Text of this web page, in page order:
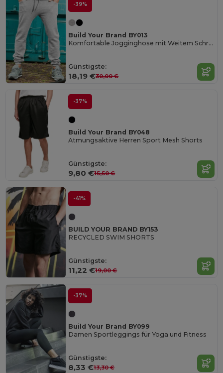
-39%
Build Your Brand BY013
Komfortable Jogginghose mit Weitem Schritt
Günstigste:
18,19 €30,00 €
-37%
Build Your Brand BY048
Atmungsaktive Herren Sport Mesh Shorts
Günstigste:
9,80 €15,50 €
-41%
BUILD YOUR BRAND BY153
RECYCLED SWIM SHORTS
Günstigste:
11,22 €19,00 €
-37%
Build Your Brand BY099
Damen Sportleggings für Yoga und Fitness
Günstigste:
8,33 €13,30 €